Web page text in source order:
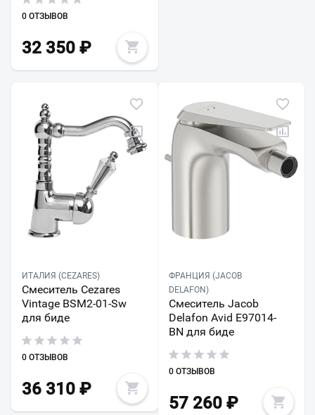
0 ОТЗЫВОВ
32 350 ₽
ИТАЛИЯ (CEZARES)
Смеситель Cezares
Vintage BSM2-01-Sw
для биде
0 ОТЗЫВОВ
36 310 ₽
ФРАНЦИЯ (JACOB
DELAFON)
Смеситель Jacob
Delafon Avid E97014-
BN для биде
0 ОТЗЫВОВ
57 260₽